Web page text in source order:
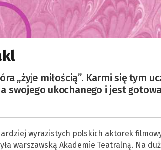
„żyje miłością”. Karmi się tym
swojego ukochanego i jest
wyrazistych polskich aktorek
warszawską Akademie Teatralną. Na